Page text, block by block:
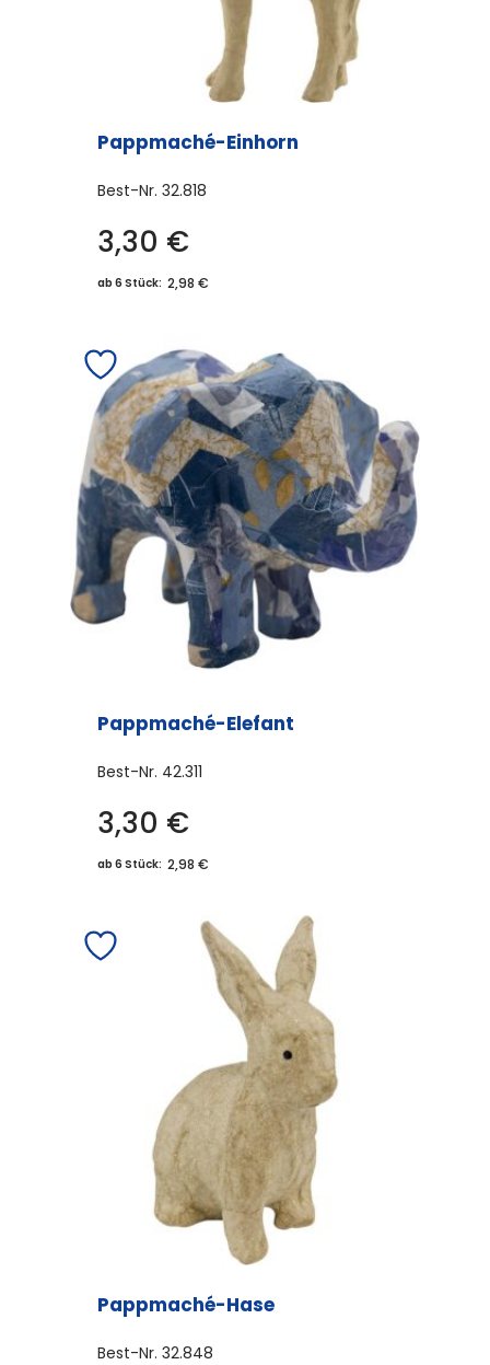
Pappmaché-Einhorn
Best-Nr. 32.818
3,30 €
ab 6 Stück: 2,98 €
Pappmaché-Elefant
Best-Nr. 42.311
3,30 €
ab 6 Stück: 2,98 €
Pappmaché-Hase
Best-Nr. 32.848